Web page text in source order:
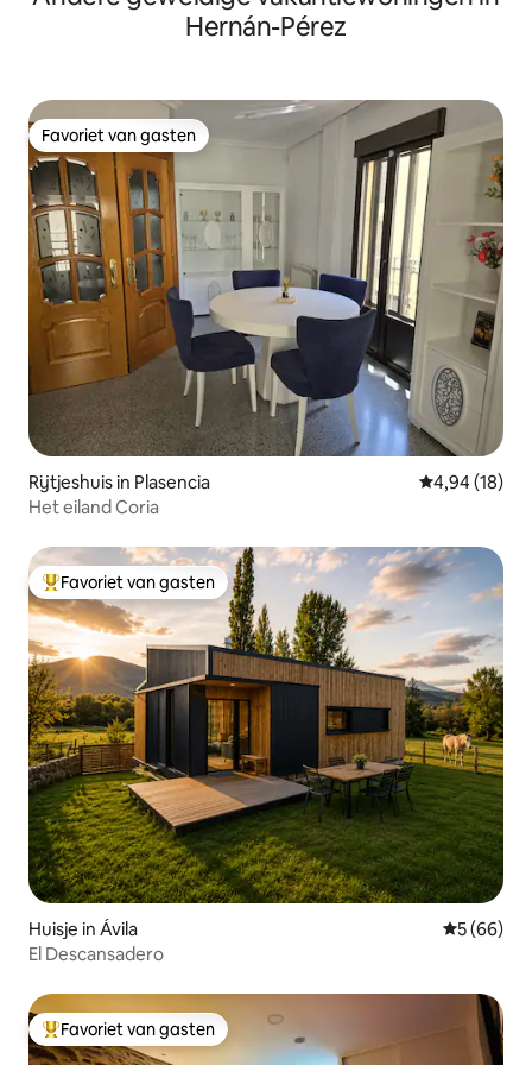
naturaleza.
Hernán-Pérez
Favoriet van gasten
Favoriet van gasten
Rijtjeshuis in Plasencia Gemiddelde
4,94 (18)
Het eiland Coria
Topfavoriet van gasten
Favoriet van gasten
Huisje in Ávila‎
5 (66)
El Descansadero
Topfavoriet van gasten
Favoriet van gasten